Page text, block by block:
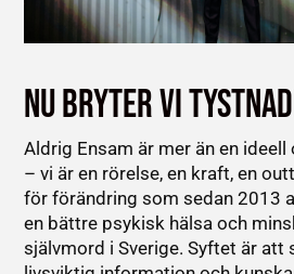
NU BRYTER VI
Aldrig Ensam är mer än en
– vi är en rörelse, en kraft, en
för förändring som sedan 2013
en bättre psykisk hälsa och
självmord i Sverige. Syftet är att